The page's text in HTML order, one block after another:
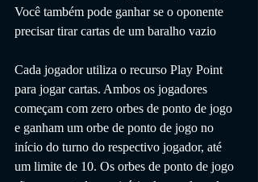
Você também pode ganhar se o oponente
precisar tirar cartas de um baralho vazio
Cada jogador utiliza o recurso Play Point
para jogar cartas. Ambos os jogadores
começam com zero orbes de ponto de jogo
e ganham um orbe de ponto de jogo no
início do turno do respectivo jogador, até
um limite de 10. Os orbes de ponto de jogo